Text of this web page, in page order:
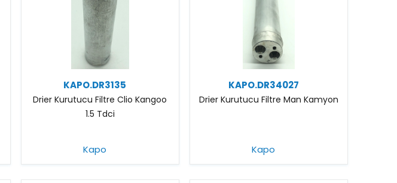
KAPO.DR3135
Drier Kurutucu Filtre Clio Kangoo
1.5 Tdci
Kapo
KAPO.DR34027
Drier Kurutucu Filtre Man Kamyon
Kapo